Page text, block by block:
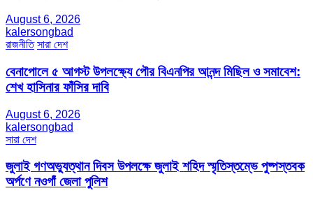
August 6, 2026
kalersongbad
রাজনীতি সারা দেশ
বেনাপোলে ৫ আগস্ট উপলক্ষ্যে পৌর বিএনপির আনন্দ মিছিল ও সমাবেশ:
শেখ হাসিনার ফাঁসির দাবি
August 6, 2026
kalersongbad
সারা দেশ
জুলাই গণঅভ্যুত্থান দিবস উপলক্ষে জুলাই শহিদ স্মৃতিস্তম্ভে পুষ্পস্তবক
অর্পণে নওগাঁ জেলা পুলিশ